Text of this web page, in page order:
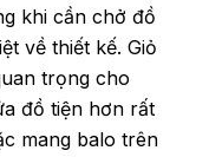
khi cần chở đồ
về thiết kế. Giỏ
trọng cho
đồ tiện hơn rất
mang balo trên